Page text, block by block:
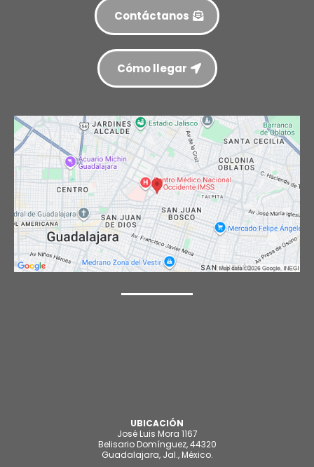
Contáctanos
Cómo llegar
UBICACIÓN
José Luis Mora 1167
Belisario Domínguez, 44320
Guadalajara, Jal., México.